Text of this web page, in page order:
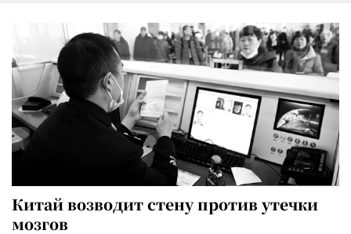
Китай возводит стену против утечки
мозгов